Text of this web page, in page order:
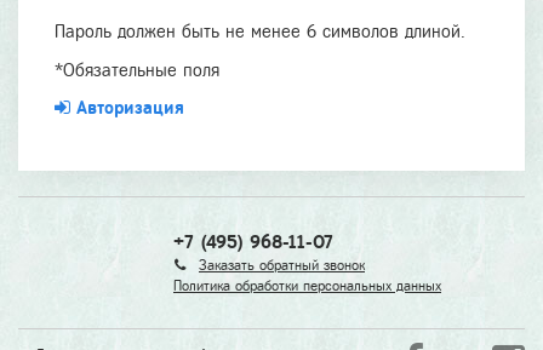
Пароль должен быть не менее 6 символов длиной.
*Обязательные поля
Авторизация
+7 (495) 968-11-07
Заказать обратный звонок
Политика обработки персональных данных